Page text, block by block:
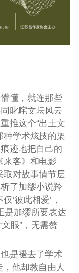
懂，就连那些
叱咤文坛风云
推这个“出土文
种学术炫技的架
迹地把自己的
来客》和电影
取对故事情节层
了加缪小说羚
‘彼此相爱’，
是加缪所要表达
文眼”，无需赘
是褪去了学术
他却教自由人